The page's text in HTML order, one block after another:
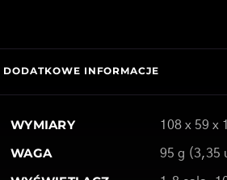
DODATKOWE INFORMACJE
WYMIARY 108 x 59 x
WAGA 95 g (3,35